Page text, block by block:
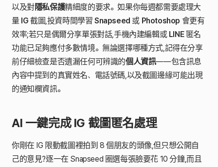
以及對隱私保護精細度的要求。如果你每週都需要處理大
量 IG 截圖,投資時間學習Snapseed 或 Photoshop 會更有
效率;若只是偶爾分享單張對話,手機內建編輯或 LINE匿名
功能已足夠應付多數情境。無論選擇哪種方式,記得在分享
前仔細檢查是否遺漏任何可辨識的個人資訊——包含訊息
內容中提到的真實姓名、電話號碼,以及截圖邊緣可能出現
的通知欄資訊。
AI 一鍵完成 IG 截圖匿名處理
你剛在 IG 限動截圖裡拍到 8 個朋友的頭像,但只想公開自
己的意見?逐一在 Snapseed 圈選每張臉要花 10 分鐘,而且